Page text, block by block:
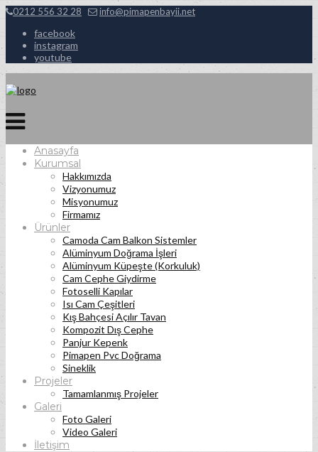
0212 556 32 28 info@pimapenbayii.net
facebook
instagram
youtube
Anasayfa
Kurumsal
Hakkımızda
Vizyonumuz
Misyonumuz
Firmamız
Ürünler
Camoda Cam Balkon Sistemler
Alüminyum Doğrama İşleri
Alüminyum Küpeşte (Korkuluk)
Cam Cephe Giydirme
Fotoselli Kapılar
Isı Cam Çeşitleri
Kış Bahçesi Açılır Tavan
Kompozit Dış Cephe
Panjur Kepenk
Pimapen Pvc Doğrama
Sineklik
Projeler
Tamamlanmış Projeler
Galeri
Foto Galeri
Video Galeri
İletişim